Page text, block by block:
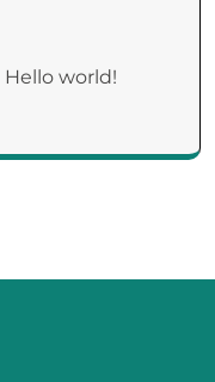
Hello world!